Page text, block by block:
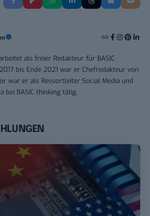
als freier Redakteur für BASIC
bis Ende 2021 war er Chefredakteur von
war er als Ressortleiter Social Media und
bei BASIC thinking tätig.